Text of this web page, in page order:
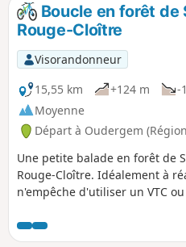
Boucle en forêt de
Rouge-Cloître
Visorandonneur
15,55 km
+124 m -
Moyenne
Départ à Oudergem
Une petite balade en forêt de
Rouge-Cloître. Idéalement à
n'empêche d'utiliser un VTC
zones boueuses.